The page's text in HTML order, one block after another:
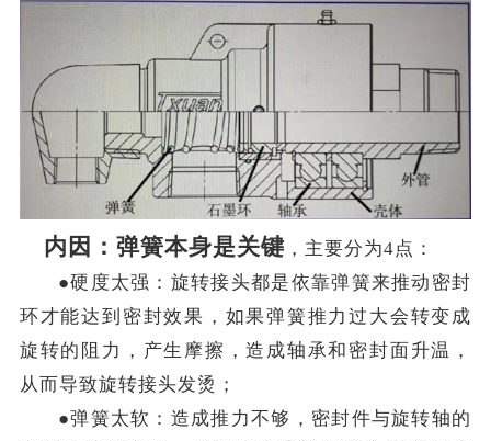
内因：弹簧本身是关键，主要分为4点：
●硬度太强：旋转接头都是依靠弹簧来推动密封
环才能达到密封效果，如果弹簧推力过大会转变成
旋转的阻力，产生摩擦，造成轴承和密封面升温，
从而导致旋转接头发烫；
●弹簧太软：造成推力不够，密封件与旋转轴的